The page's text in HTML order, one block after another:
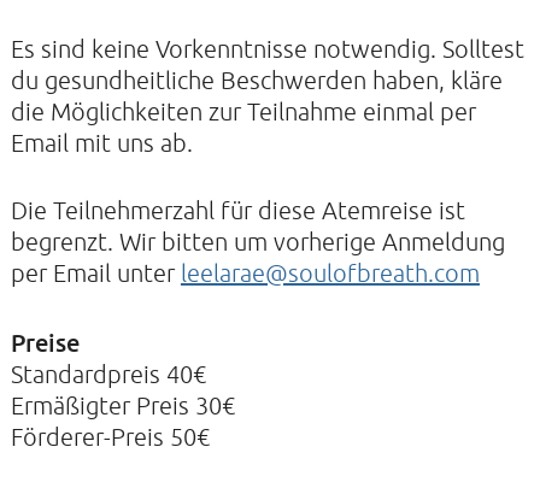
Helenenstraße 14A
22765 Hamburg
Tel: 040-21088468
Es sind keine Vorkenntnisse notwendig. Solltest
du gesundheitliche Beschwerden haben, kläre
die Möglichkeiten zur Teilnahme einmal per
Email mit uns ab.
Die Teilnehmerzahl für diese Atemreise ist
begrenzt. Wir bitten um vorherige Anmeldung
per Email unter leelarae@soulofbreath.com
Preise
Standardpreis 40€
Ermäßigter Preis 30€
Förderer-Preis 50€